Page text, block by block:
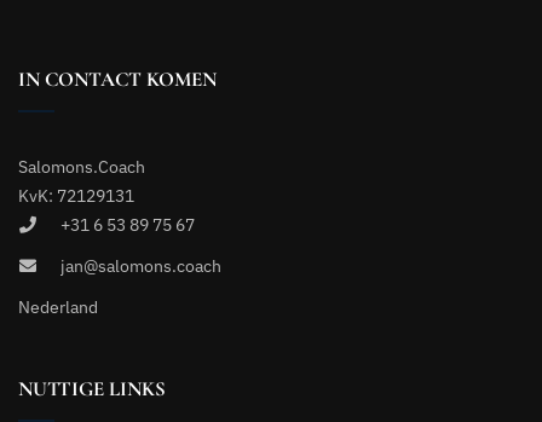
IN CONTACT KOMEN
Salomons.Coach
KvK: 72129131
+31 6 53 89 75 67
jan@salomons.coach
Nederland
NUTTIGE LINKS